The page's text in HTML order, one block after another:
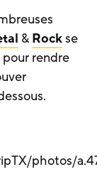
& Rockse
pour rendre
photos/